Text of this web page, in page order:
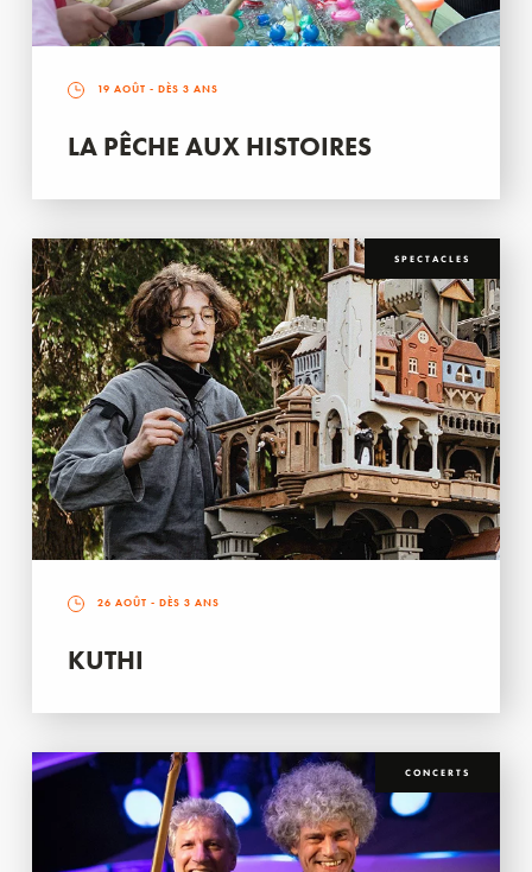
19 AOÛT - DÈS 3 ANS
LA PÊCHE AUX HISTOIRES
SPECTACLES
26 AOÛT - DÈS 3 ANS
KUTHI
CONCERTS